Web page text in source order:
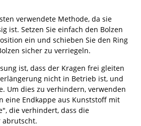
verwendete Methode, da sie
ist. Setzen Sie einfach den Bolzen
ein und schieben Sie den Ring
sicher zu verriegeln.
ist, dass der Kragen frei gleiten
nicht in Betrieb ist, und
Um dies zu verhindern, verwenden
eine Endkappe aus Kunststoff mit
die verhindert, dass die
abrutscht.